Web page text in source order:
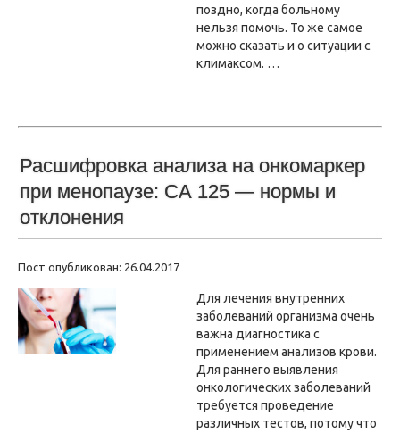
поздно, когда больному
нельзя помочь. То же самое
можно сказать и о ситуации с
климаксом. …
Расшифровка анализа на онкомаркер
при менопаузе: СА 125 — нормы и
отклонения
Пост опубликован: 26.04.2017
Для лечения внутренних
заболеваний организма очень
важна диагностика с
применением анализов крови.
Для раннего выявления
онкологических заболеваний
требуется проведение
различных тестов, потому что